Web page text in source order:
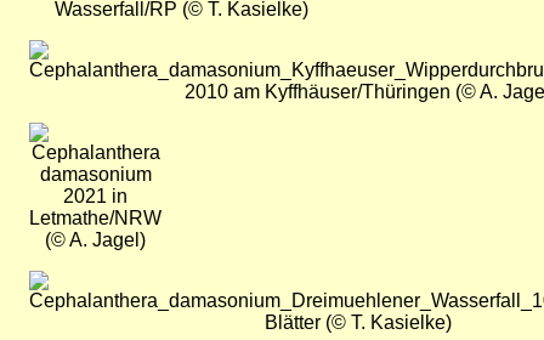
Wasserfall/RP (© T. Kasielke)
Bild
2010 am Kyffhäuser/Thüringen (© A.
Bild
2021 in
Letmathe/NRW
(© A. Jagel)
Bild
Blätter (© T. Kasielke)